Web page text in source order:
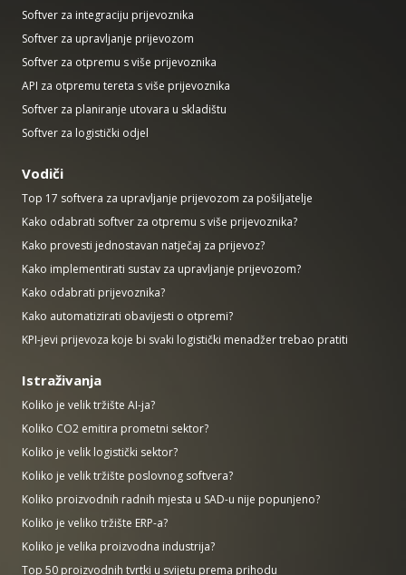
Softver za integraciju prijevoznika
Softver za upravljanje prijevozom
Softver za otpremu s više prijevoznika
API za otpremu tereta s više prijevoznika
Softver za planiranje utovara u skladištu
Softver za logistički odjel
Vodiči
Top 17 softvera za upravljanje prijevozom za pošiljatelje
Kako odabrati softver za otpremu s više prijevoznika?
Kako provesti jednostavan natječaj za prijevoz?
Kako implementirati sustav za upravljanje prijevozom?
Kako odabrati prijevoznika?
Kako automatizirati obavijesti o otpremi?
KPI-jevi prijevoza koje bi svaki logistički menadžer trebao pratiti
Istraživanja
Koliko je velik tržište AI-ja?
Koliko CO2 emitira prometni sektor?
Koliko je velik logistički sektor?
Koliko je velik tržište poslovnog softvera?
Koliko proizvodnih radnih mjesta u SAD-u nije popunjeno?
Koliko je veliko tržište ERP-a?
Koliko je velika proizvodna industrija?
Top 50 proizvodnih tvrtki u svijetu prema prihodu